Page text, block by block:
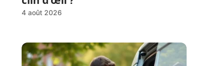
4 août 2026